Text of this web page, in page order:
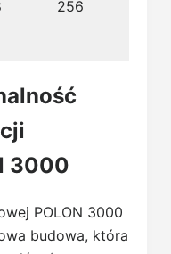
256
3000
POLON 3000
budowa, która